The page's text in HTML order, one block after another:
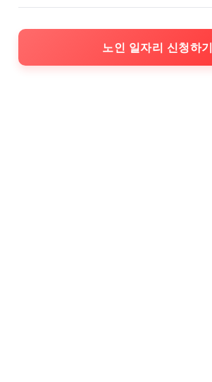
노인 일자리 신청하기